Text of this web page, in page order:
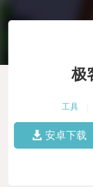
极
工具
安卓下载